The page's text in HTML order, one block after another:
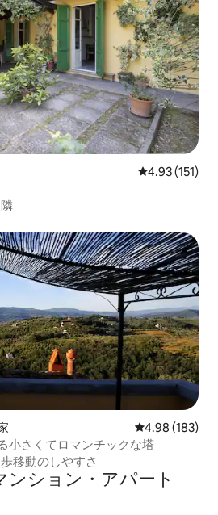
レビュー151
4.93 (151)
です。
レビュー183
4.98 (183)
小さくてロマンチックな塔
移動のしやすさ
ンション・アパート